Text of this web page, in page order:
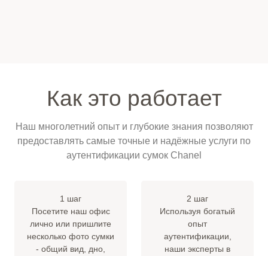
Как это работает
Наш многолетний опыт и глубокие знания позволяют
предоставлять самые точные и надёжные услуги по
аутентификации сумок Chanel
1 шаг
Посетите наш офис
лично или пришлите
несколько фото сумки
- общий вид, дно,
2 шаг
Используя богатый
опыт
аутентификации,
наши эксперты в